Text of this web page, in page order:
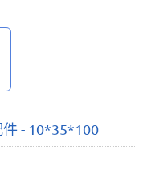
- 10*35*100